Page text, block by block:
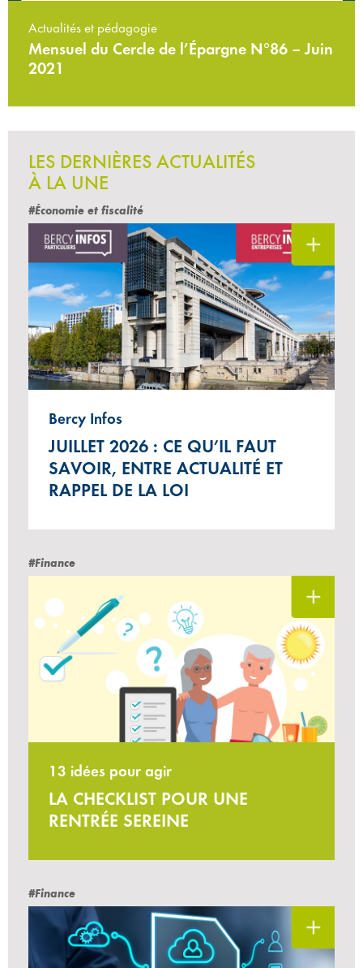
Actualités et pédagogie
Mensuel du Cercle de l’Épargne N°86 – Juin
2021
LES DERNIÈRES ACTUALITÉS
À LA UNE
#Économie et fiscalité
Bercy Infos
JUILLET 2026 : CE QU’IL FAUT
SAVOIR, ENTRE ACTUALITÉ ET
RAPPEL DE LA LOI
#Finance
13 idées pour agir
LA CHECKLIST POUR UNE
RENTRÉE SEREINE
#Finance